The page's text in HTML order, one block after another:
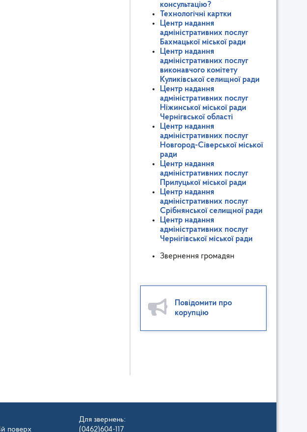
консультацію?
Технологічні картки
Центр надання
адміністративних послуг
Бахмацької міської ради
Центр надання
адміністративних послуг
виконавчого комітету
Куликівської селищної ради
Центр надання
адміністративних послуг
Ніжинської міської ради
Чернігвської області
Центр надання
адміністративних послуг
Новгород-Сіверської міської
ради
Центр надання
адміністративних послуг
Прилуцької міської ради
Центр надання
адміністративних послуг
Срібнянської селищної ради
Центр надання
адміністративних послуг
Чернігівської міської ради
Звернення громадян
Повідомити про
корупцію
поверх
Для звернень:
(0462)604-117